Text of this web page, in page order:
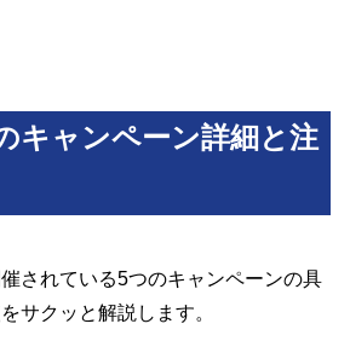
キャンペーン詳細と注
されている5つのキャンペーンの具
サクッと解説します。